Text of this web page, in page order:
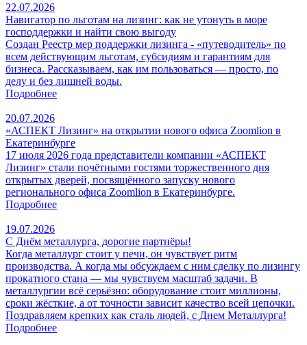
22.07.2026
Навигатор по льготам на лизинг: как не утонуть в море
господдержки и найти свою выгоду
Создан Реестр мер поддержки лизинга - «путеводитель» по
всем действующим льготам, субсидиям и гарантиям для
бизнеса. Рассказываем, как им пользоваться — просто, по
делу и без лишней воды.
Подробнее
20.07.2026
«АСПЕКТ Лизинг» на открытии нового офиса Zoomlion в
Екатеринбурге
17 июля 2026 года представители компании «АСПЕКТ
Лизинг» стали почётными гостями торжественного дня
открытых дверей, посвящённого запуску нового
регионального офиса Zoomlion в Екатеринбурге.
Подробнее
19.07.2026
С Днём металлурга, дорогие партнёры!
Когда металлург стоит у печи, он чувствует ритм
производства. А когда мы обсуждаем с ним сделку по лизингу
прокатного стана — мы чувствуем масштаб задачи. В
металлургии всё серьёзно: оборудование стоит миллионы,
сроки жёсткие, а от точности зависит качество всей цепочки.
Поздравляем крепких как сталь людей, с Днем Металлурга!
Подробнее